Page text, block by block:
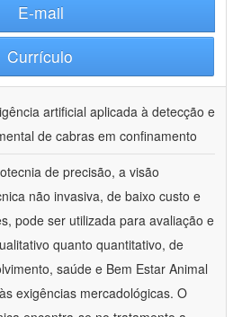
E-mail
Currículo
artificial aplicada à detecção e
de cabras em confinamento
de precisão, a visão
não invasiva, de baixo custo e
pode ser utilizada para avaliação e
quanto quantitativo, de
saúde e Bem Estar Animal
exigências mercadológicas. O